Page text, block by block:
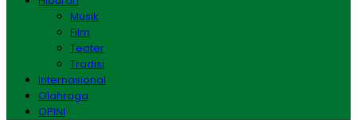
Musik
Film
Teater
Tradisi
Internasional
Olahraga
OPINI